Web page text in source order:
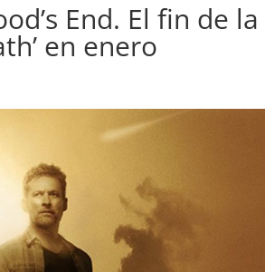
End. El fin de la
en enero